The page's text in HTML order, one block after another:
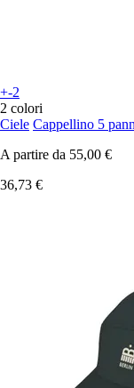
+-2
2 colori
Ciele Cappellino 5
A partire da 55,00 €
36,73 €